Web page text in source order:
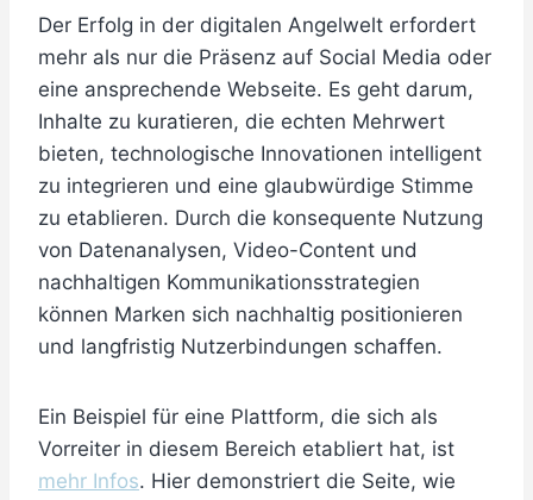
Der Erfolg in der digitalen Angelwelt erfordert
mehr als nur die Präsenz auf Social Media oder
eine ansprechende Webseite. Es geht darum,
Inhalte zu kuratieren, die echten Mehrwert
bieten, technologische Innovationen intelligent
zu integrieren und eine glaubwürdige Stimme
zu etablieren. Durch die konsequente Nutzung
von Datenanalysen, Video-Content und
nachhaltigen Kommunikationsstrategien
können Marken sich nachhaltig positionieren
und langfristig Nutzerbindungen schaffen.
Ein Beispiel für eine Plattform, die sich als
Vorreiter in diesem Bereich etabliert hat, ist
mehr Infos. Hier demonstriert die Seite, wie